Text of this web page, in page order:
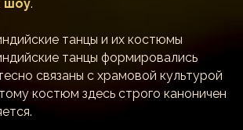
шоу.
танцы и их костюмы
танцы формировались
связаны с храмовой культурой
костюм здесь строго каноничен